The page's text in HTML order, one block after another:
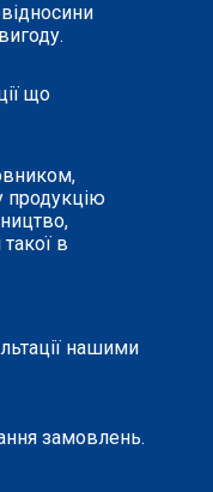
що
продукцію
в
нашими
замовлень.